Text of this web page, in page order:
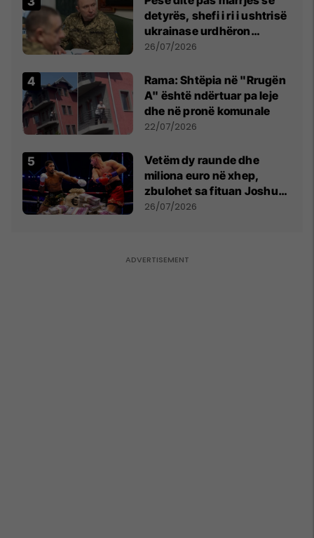
detyrës, shefi i ri i ushtrisë
ukrainase urdhëron
kontroll të madh
26/07/2026
Rama: Shtëpia në "Rrugën
A" është ndërtuar pa leje
dhe në pronë komunale
22/07/2026
Vetëm dy raunde dhe
miliona euro në xhep,
zbulohet sa fituan Joshua
e Prenga
26/07/2026